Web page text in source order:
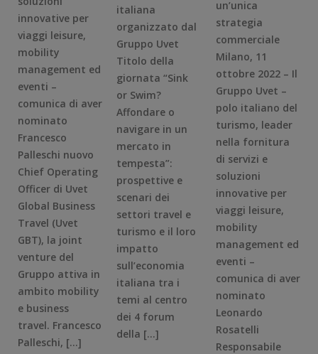
innovative per
viaggi leisure,
mobility
management ed
eventi –
comunica di aver
nominato
Francesco
Palleschi nuovo
Chief Operating
Officer di Uvet
Global Business
Travel (Uvet
GBT), la joint
venture del
Gruppo attiva in
ambito mobility
e business
travel. Francesco
Palleschi, […]
italiana
organizzato dal
Gruppo Uvet
Titolo della
giornata “Sink
or Swim?
Affondare o
navigare in un
mercato in
tempesta”:
prospettive e
scenari dei
settori travel e
turismo e il loro
impatto
sull’economia
italiana tra i
temi al centro
dei 4 forum
della […]
un’unica
strategia
commerciale
Milano, 11
ottobre 2022 – Il
Gruppo Uvet –
polo italiano del
turismo, leader
nella fornitura
di servizi e
soluzioni
innovative per
viaggi leisure,
mobility
management ed
eventi –
comunica di aver
nominato
Leonardo
Rosatelli
Responsabile